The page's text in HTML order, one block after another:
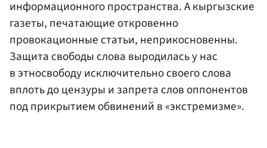
информационного пространства. А кыргызские
газеты, печатающие откровенно
провокационные статьи, неприкосновенны.
Защита свободы слова выродилась у нас
в этносвободу исключительно своего слова
вплоть до цензуры и запрета слов оппонентов
под прикрытием обвинений в «экстремизме».